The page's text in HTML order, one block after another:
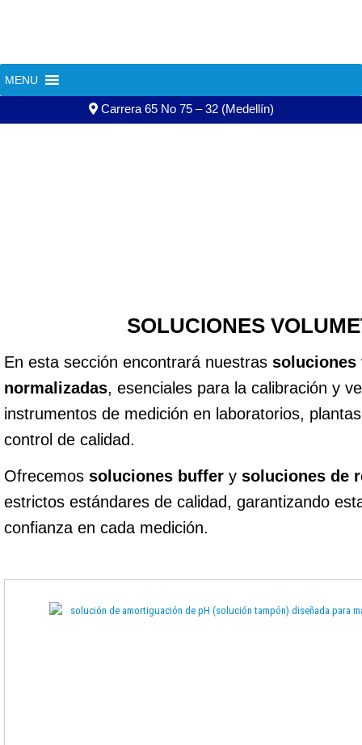
Carrera 65 No 75 – 32 (Medellín)
MENU
SOLUCIONES
En esta sección encontrará nuestras soluciones
normalizadas, esenciales para la calibración y
instrumentos de medición en laboratorios,
control de calidad.
Ofrecemos soluciones buffer y soluciones de
estrictos estándares de calidad, garantizando
confianza en cada medición.